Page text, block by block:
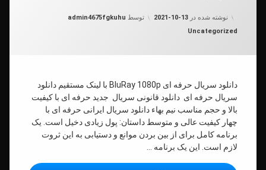
نوشته شده در 2021-10-13
به روز شده در
توسط admin4675fgkuhu
دسته بندی ها:
Uncategorized
دانلود سریال حرفه ای BluRay 1080p با لینک مستقیم دانلود
سریال حرفه ای دانلود قانونی سریال جدید حرفه ای با کیفیت
بالا و حجم مناسب نیم بهاء دانلود سریال ایرانی حرفه ای با
چهار کیفیت عالی و متوسط داستان: پول زیادی دخیل است. یک
برنامه کامل برای از بین بردن موانع و دستیابی به این ثروت
لازم است. این یک برنامه …